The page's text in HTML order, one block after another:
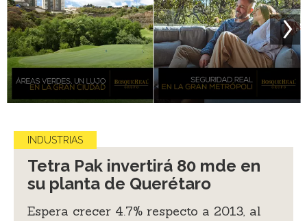
INDUSTRIAS
Tetra Pak invertirá 80 mde en
su planta de Querétaro
Espera crecer 4.7% respecto a 2013, al